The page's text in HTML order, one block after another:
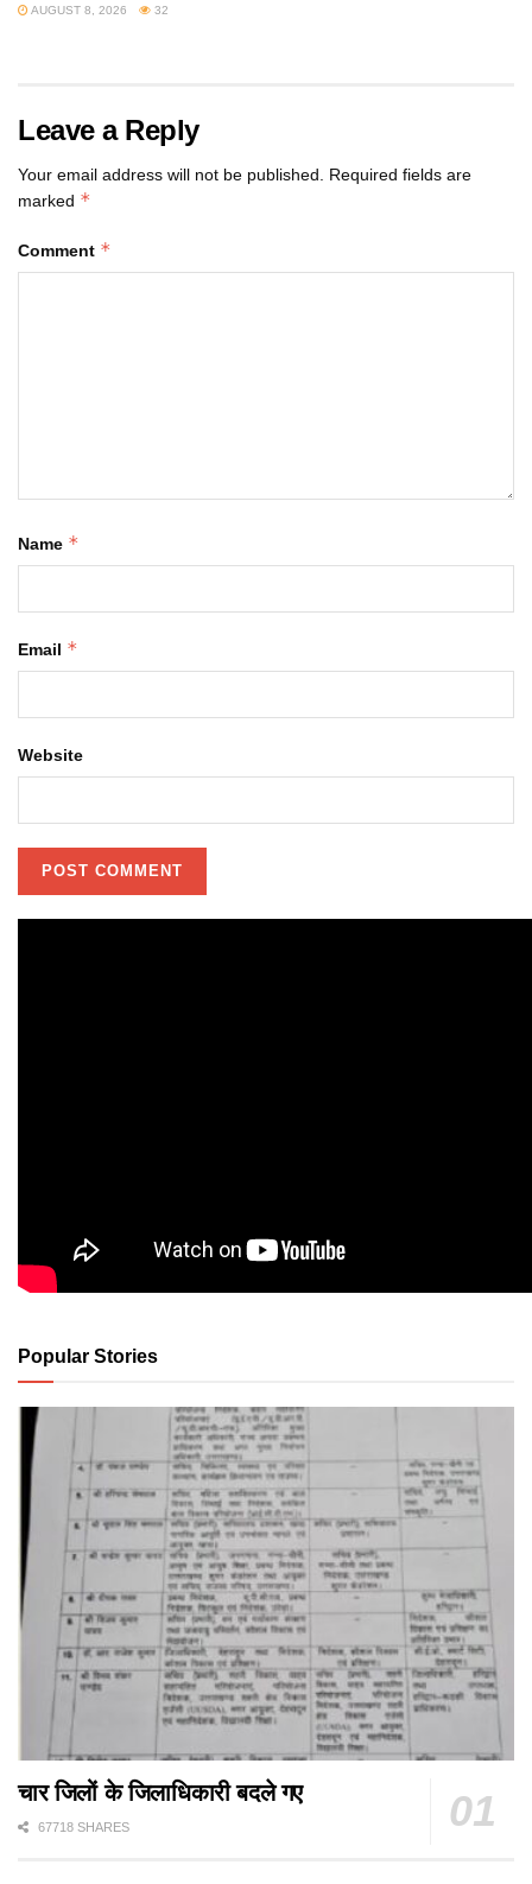
AUGUST 8, 2026 32
Leave a Reply
Your email address will not be published.
Required fields are
marked *
Comment *
Name *
Email *
Website
Popular Stories
चार जिलों के जिलाधिकारी बदले गए
67718 SHARES